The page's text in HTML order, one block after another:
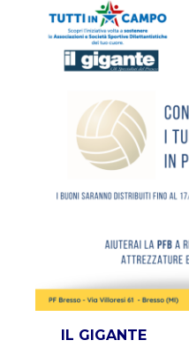
IL GIGANTE